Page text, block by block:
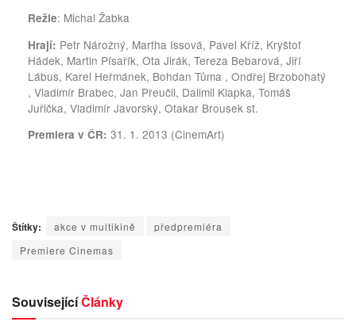
Režie: Michal Žabka
Hrají: Petr Nárožný, Martha Issová, Pavel Kříž, Kryštof
Hádek, Martin Písařík, Ota Jirák, Tereza Bebarová, Jiří
Lábus, Karel Heřmánek, Bohdan Tůma , Ondřej Brzobohatý
, Vladimír Brabec, Jan Přeučil, Dalimil Klapka, Tomáš
Juřička, Vladimír Javorský, Otakar Brousek st.
Premiera v ČR: 31. 1. 2013 (CinemArt)
Štítky: akce v multikině
předpremiéra
Premiere Cinemas
SouvisejícíČlánky